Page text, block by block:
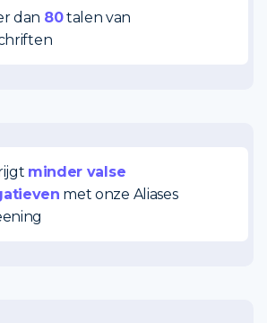
dan 80talen van
minder valse
met onze Aliases